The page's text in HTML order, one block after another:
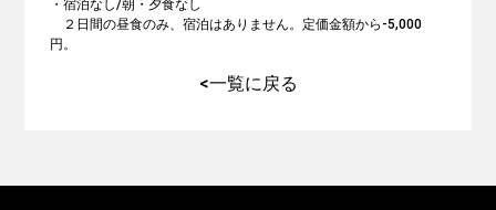
・宿泊なし/朝・夕食なし
２日間の昼食のみ、宿泊はありません。定価金額から-5,000
円。
<一覧に戻る